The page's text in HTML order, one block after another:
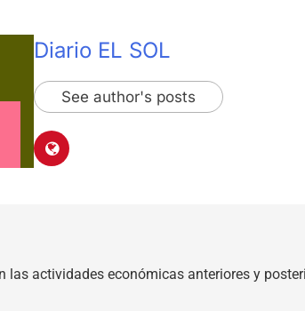
Diario EL SOL
See author's posts
las actividades económicas anteriores y